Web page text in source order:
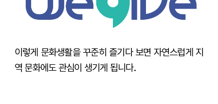
이렇게 문화생활을 꾸준히 즐기다 보면 자연스럽게 지
역 문화에도 관심이 생기게 됩니다.